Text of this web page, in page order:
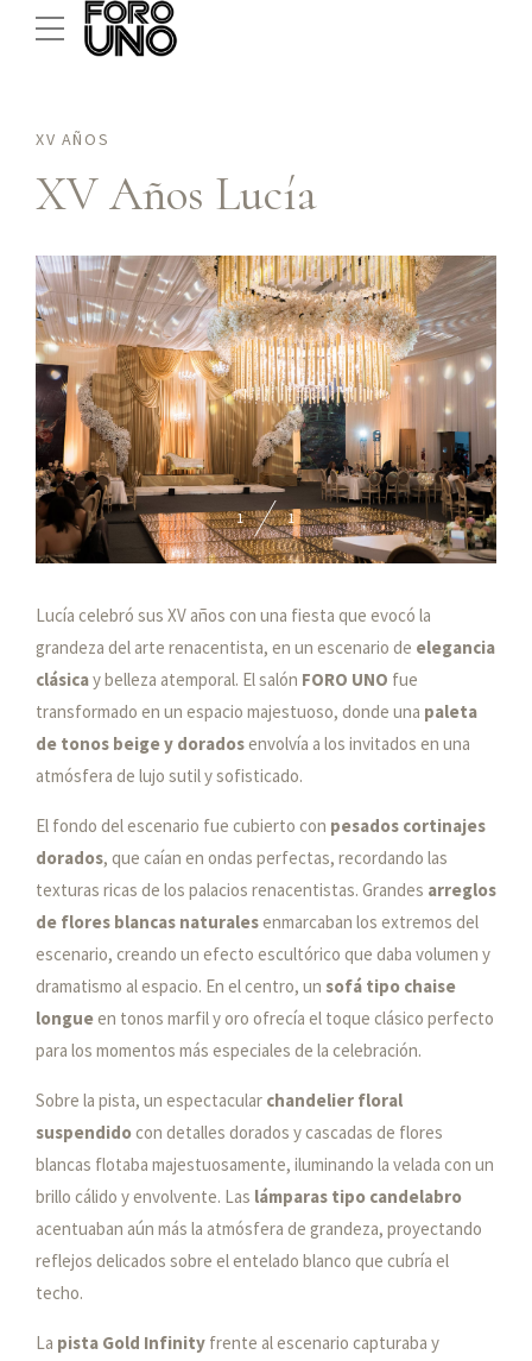
XV AÑOS
XV Años Lucía
1 1
Lucía celebró sus XV años con una fiesta que evocó la
grandeza del arte renacentista, en un escenario de elegancia
clásicay belleza atemporal. El salón FORO UNO fue
transformado en un espacio majestuoso, donde una paleta
de tonos beige y doradosenvolvía a los invitados en una
atmósfera de lujo sutil y sofisticado.
El fondo del escenario fue cubierto con pesados cortinajes
dorados, que caían en ondas perfectas, recordando las
texturas ricas de los palacios renacentistas. Grandes arreglos
de flores blancas naturalesenmarcaban los extremos del
escenario, creando un efecto escultórico que daba volumen y
dramatismo al espacio. En el centro, un sofá tipo chaise
longueen tonos marfil y oro ofrecía el toque clásico perfecto
para los momentos más especiales de la celebración.
Sobre la pista, un espectacular chandelier floral
suspendidocon detalles dorados y cascadas de flores
blancas flotaba majestuosamente, iluminando la velada con un
brillo cálido y envolvente. Las lámparas tipo candelabro
acentuaban aún más la atmósfera de grandeza, proyectando
reflejos delicados sobre el entelado blanco que cubría el
techo.
La pista Gold Infinity frente al escenario capturaba y